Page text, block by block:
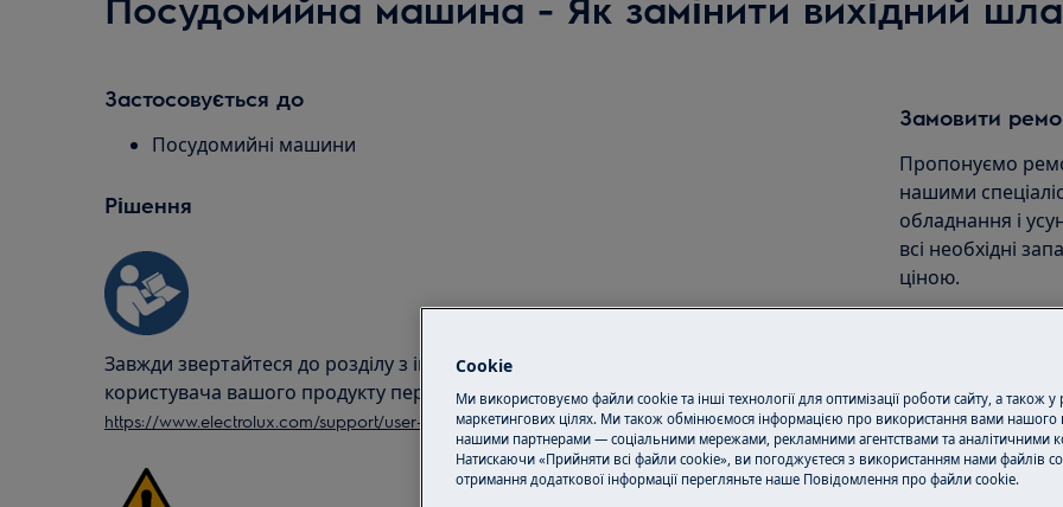
Застосовується до
Посудомийні машини
Рішення
Завжди звертайтеся до розділу з інформацією про безпеку у керівництві
користувача вашого продукту перед будь-яким ремонтом чи обслуговуванням.
https://www.electrolux.com/support/user-manuals/
Замовити
Пропонуємо
нашими
обладнання і
всі необхідні
ціною.
Завантажити
Cookie
Ми використовуємо файли cookie та інші технології для оптимізації роботи сайту, а також у
маркетингових цілях. Ми також обмінюємося інформацією про використання вами нашого
нашими партнерами — соціальними мережами, рекламними агентствами та аналітичними
Натискаючи «Прийняти всі файли cookie», ви погоджуєтеся з використанням нами файлів
отримання додаткової інформації перегляньте наше Пoвідомлення прo файли cookie.